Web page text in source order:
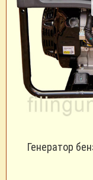
Генератор